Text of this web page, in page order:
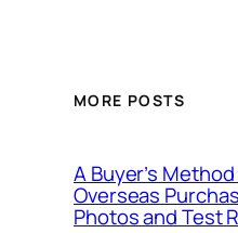
MORE POSTS
A Buyer’s
Overseas
Photos and Test